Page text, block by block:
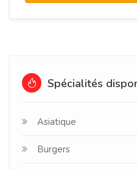
Spécialités
Asiatique
Burgers